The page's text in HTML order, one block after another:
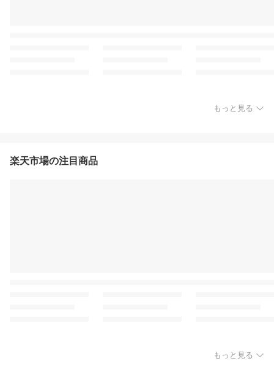
もっと見る
楽天市場の注目商品
もっと見る